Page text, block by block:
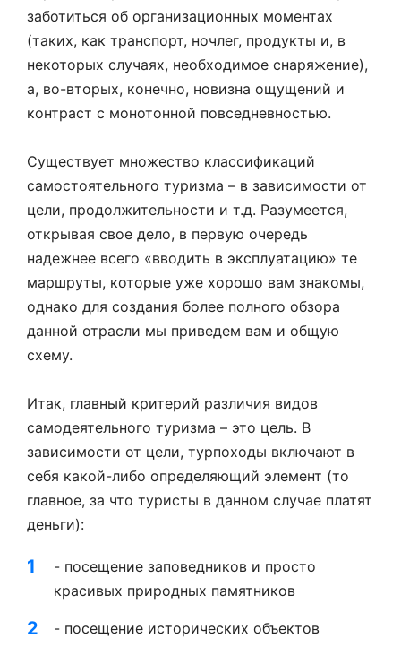
заботиться об организационных моментах
(таких, как транспорт, ночлег, продукты и, в
некоторых случаях, необходимое снаряжение),
а, во-вторых, конечно, новизна ощущений и
контраст с монотонной повседневностью.
Существует множество классификаций
самостоятельного туризма – в зависимости от
цели, продолжительности и т.д. Разумеется,
открывая свое дело, в первую очередь
надежнее всего «вводить в эксплуатацию» те
маршруты, которые уже хорошо вам знакомы,
однако для создания более полного обзора
данной отрасли мы приведем вам и общую
схему.
Итак, главный критерий различия видов
самодеятельного туризма – это цель. В
зависимости от цели, турпоходы включают в
себя какой-либо определяющий элемент (то
главное, за что туристы в данном случае платят
деньги):
- посещение заповедников и просто
красивых природных памятников
- посещение исторических объектов